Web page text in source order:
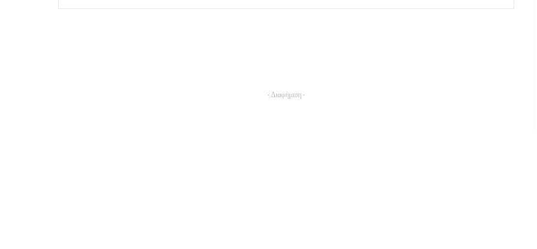
- Διαφήμιση -